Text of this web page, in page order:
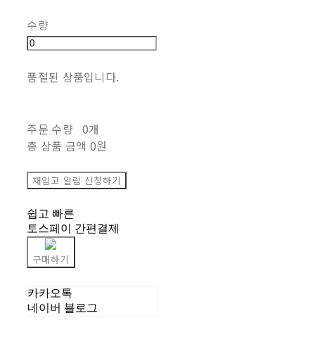
수량
품절된 상품입니다.
주문 수량 0개
총 상품 금액 0원
재입고 알림 신청하기
쉽고 빠른
토스페이 간편결제
구매하기
카카오톡
네이버 블로그